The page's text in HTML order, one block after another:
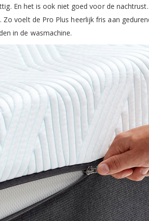
En het is ook niet goed voor de
voelt de Pro Plus heerlijk fris aan
in de wasmachine.